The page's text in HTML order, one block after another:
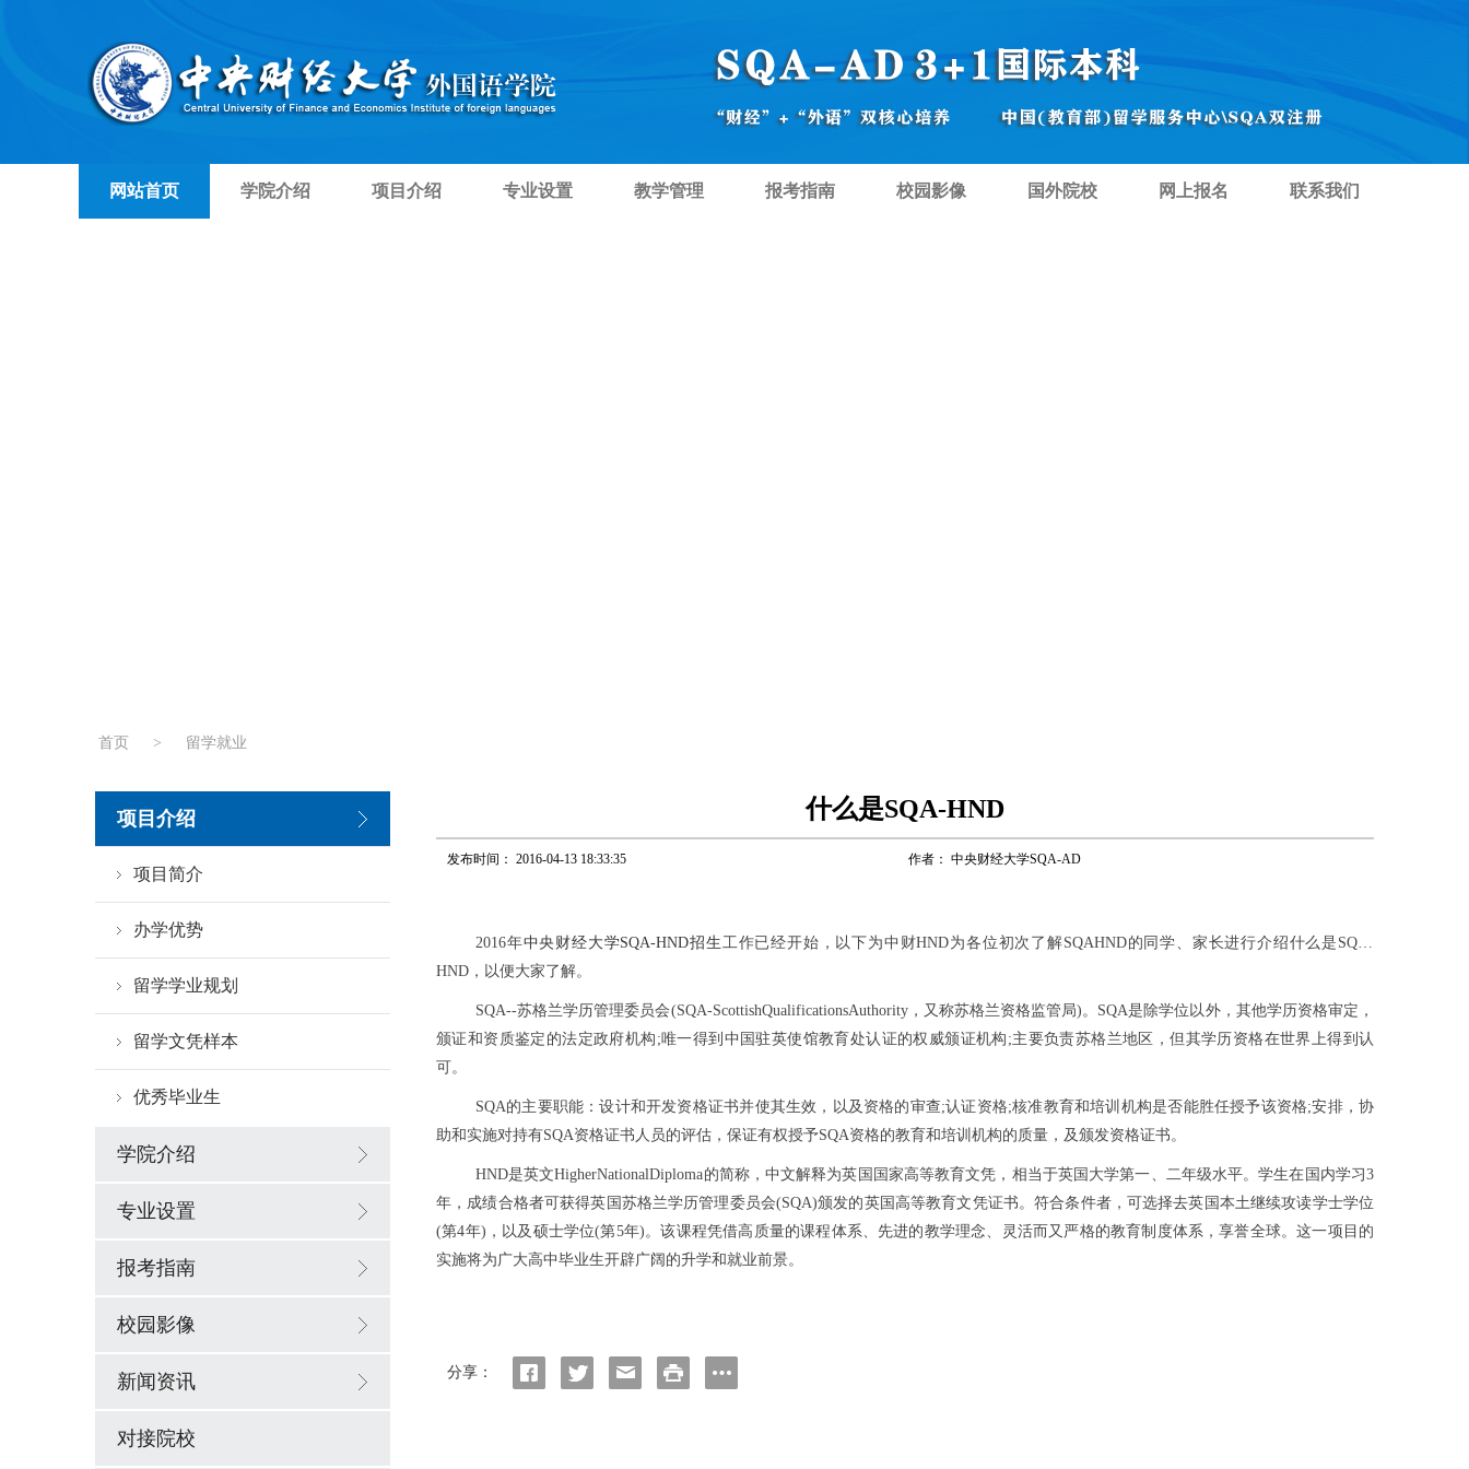
网站首页 学院介绍 项目介绍 专业设置 教学管理 报考指南 校园影像 国外院校 网上报名 联系我们
首页 > 留学就业
项目介绍
项目简介
办学优势
留学学业规划
留学文凭样本
优秀毕业生
学院介绍
专业设置
报考指南
校园影像
新闻资讯
对接院校
什么是SQA-HND
发布时间： 2016-04-13 18:33:35 作者： 中央财经大学SQA-AD
2016年中央财经大学SQA-HND招生工作已经开始，以下为中财HND为各位初次了解SQAHND的同学、家长进行介绍什么是SQA-
HND，以便大家了解。
SQA--苏格兰学历管理委员会(SQA-ScottishQualificationsAuthority，又称苏格兰资格监管局)。SQA是除学位以外，其他学历资格审定，
颁证和资质鉴定的法定政府机构;唯一得到中国驻英使馆教育处认证的权威颁证机构;主要负责苏格兰地区，但其学历资格在世界上得到认
可。
SQA的主要职能：设计和开发资格证书并使其生效，以及资格的审查;认证资格;核准教育和培训机构是否能胜任授予该资格;安排，协
助和实施对持有SQA资格证书人员的评估，保证有权授予SQA资格的教育和培训机构的质量，及颁发资格证书。
HND是英文HigherNationalDiploma的简称，中文解释为英国国家高等教育文凭，相当于英国大学第一、二年级水平。学生在国内学习3
年，成绩合格者可获得英国苏格兰学历管理委员会(SQA)颁发的英国高等教育文凭证书。符合条件者，可选择去英国本土继续攻读学士学位
(第4年)，以及硕士学位(第5年)。该课程凭借高质量的课程体系、先进的教学理念、灵活而又严格的教育制度体系，享誉全球。这一项目的
实施将为广大高中毕业生开辟广阔的升学和就业前景。
分享：